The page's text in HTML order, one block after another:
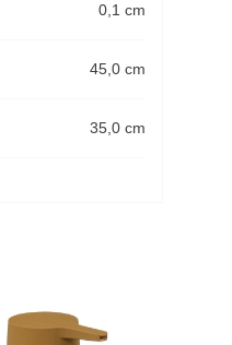
0,1 cm
45,0 cm
35,0 cm